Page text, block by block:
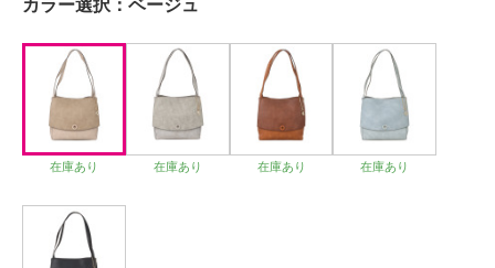
カラー選択： ベージュ
在庫あり 在庫あり 在庫あり 在庫あり